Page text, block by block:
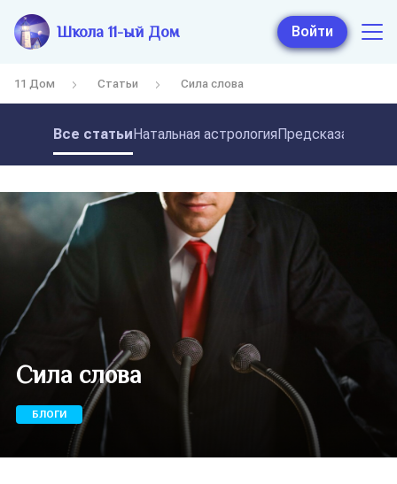
Школа 11-ый Дом Войти
11 Дом Статьи Сила слова
Все статьиНатальная астрология
Сила слова
БЛОГИ